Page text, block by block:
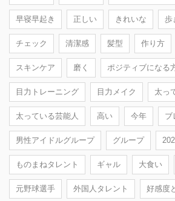
早寝早起き 正しい きれいな 歩
チェック 清潔感 髪型 作り方
スキンケア 磨く ポジティブになる
目力トレーニング 目力メイク 太っ
太っている芸能人 高い 今年 ブ
男性アイドルグループ グループ
ものまねタレント ギャル 大食い
元野球選手 外国人タレント 好感度